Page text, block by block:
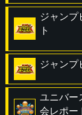
ジャン
ト
ジャン
ユニバー
会レポー